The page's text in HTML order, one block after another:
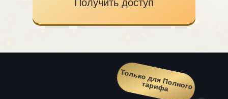
Получить доступ
Только для П
олного
тариф
а